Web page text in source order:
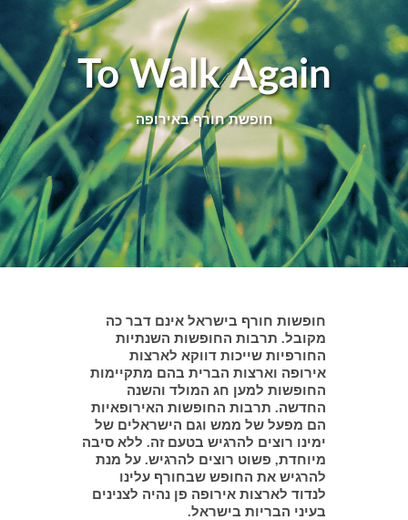
To Walk Again
חופשת חורף באירופה
חופשות חורף בישראל אינם דבר כה
מקובל. תרבות החופשות השנתיות
החורפיות שייכות דווקא לארצות
אירופה וארצות הברית בהם מתקיימות
החופשות למען חג המולד והשנה
החדשה. תרבות החופשות האירופאיות
הם מפעל של ממש וגם הישראלים של
ימינו רוצים להרגיש בטעם זה. ללא סיבה
מיוחדת, פשוט רוצים להרגיש. על מנת
להרגיש את החופש שבחורף עלינו
לנדוד לארצות אירופה פן נהיה לצנינים
בעיני הבריות בישראל.